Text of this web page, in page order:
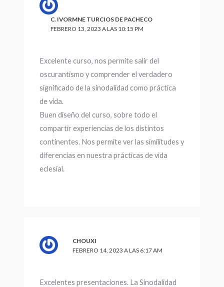
C. IVORMNE TURCIOS DE PACHECO
FEBRERO 13, 2023 A LAS 10:15 PM
Excelente curso, nos permite salir del
oscurantismo y comprender el verdadero
significado de la sinodalidad como práctica
de vida.
Buen diseño del curso, sobre todo el
compartir experiencias de los distintos
continentes. Nos permite ver las similitudes y
diferencias en nuestra prácticas de vida
eclesial.
CHOUXI
FEBRERO 14, 2023 A LAS 6:17 AM
Excelentes presentaciones. La Sinodalidad